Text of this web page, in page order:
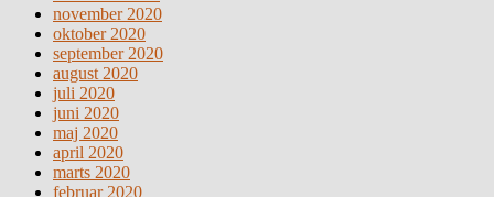
november 2020
oktober 2020
september 2020
august 2020
juli 2020
juni 2020
maj 2020
april 2020
marts 2020
februar 2020